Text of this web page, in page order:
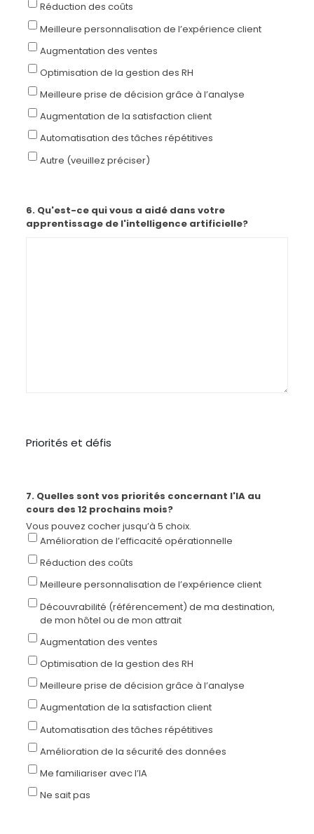
Réduction des coûts
Meilleure personnalisation de l’expérience client
Augmentation des ventes
Optimisation de la gestion des RH
Meilleure prise de décision grâce à l’analyse
Augmentation de la satisfaction client
Automatisation des tâches répétitives
Autre (veuillez préciser)
6. Qu'est-ce qui vous a aidé dans votre
apprentissage de l'intelligence artificielle?
Priorités et défis
7. Quelles sont vos priorités concernant l'IA au
cours des 12 prochains mois?
Vous pouvez cocher jusqu’à 5 choix.
Amélioration de l’efficacité opérationnelle
Réduction des coûts
Meilleure personnalisation de l’expérience client
Découvrabilité (référencement) de ma destination,
de mon hôtel ou de mon attrait
Augmentation des ventes
Optimisation de la gestion des RH
Meilleure prise de décision grâce à l’analyse
Augmentation de la satisfaction client
Automatisation des tâches répétitives
Amélioration de la sécurité des données
Me familiariser avec l’IA
Ne sait pas